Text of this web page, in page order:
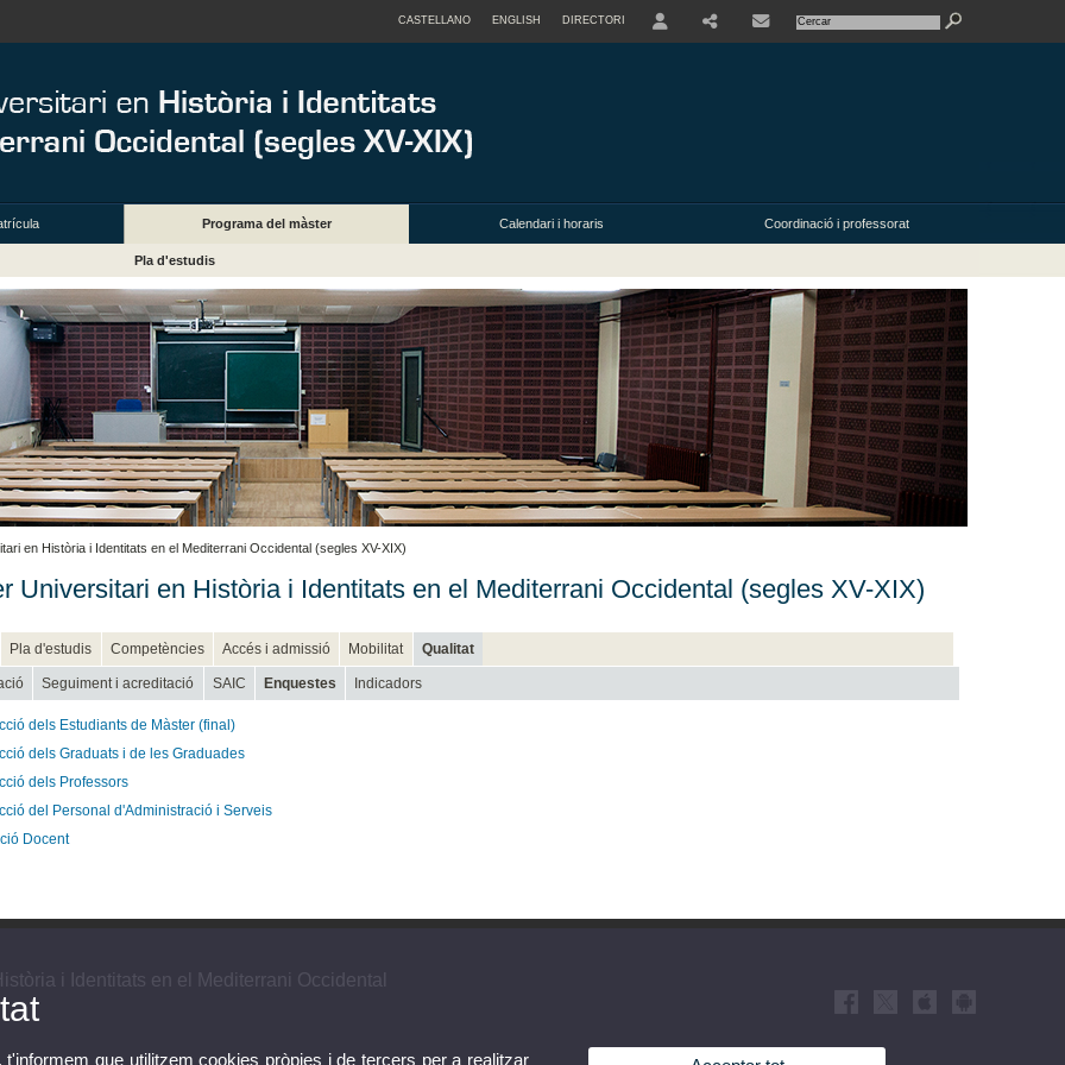
CASTELLANO ENGLISH DIRECTORI
Programa del màster Calendari i horaris Coordinació i professorat
Pla d'estudis
en Història i Identitats en el Mediterrani Occidental (segles XV-XIX)
Universitari en Història i Identitats en el Mediterrani Occidental (segles XV-XIX)
Pla d'estudis Competències Accés i admissió Mobilitat Qualitat
Seguiment i acreditació SAIC Enquestes Indicadors
dels Estudiants de Màster (final)
dels Graduats i de les Graduades
dels Professors
del Personal d'Administració i Serveis
Docent
i Identitats en el Mediterrani Occidental
que utilitzem cookies pròpies i de tercers per a realitzar